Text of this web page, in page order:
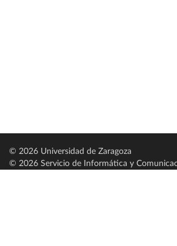
© 2026 Universidad de Zaragoza
© 2026 Servicio de Informática y